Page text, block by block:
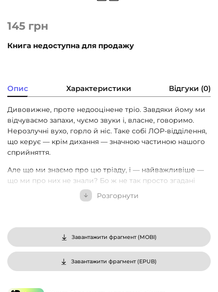
145 грн
Книга недоступна для продажу
Опис Характеристики Відгуки (0)
Дивовижне, проте недооцінене тріо. Завдяки йому ми
відчуваємо запахи, чуємо звуки і, власне, говоримо.
Нерозлучні вухо, горло й ніс. Таке собі ЛОР-відділення,
що керує — крім дихання — значною частиною нашого
сприйняття.
Але що ми знаємо про цю тріаду, і — найважливіше —
що ми про них не знали? Бо ж не так просто згадані
органи розташовані одразу під мозком.
• Чи правда, що спреєм для носа не можна
користуватися понад тиждень
• Мушлі, завитки, намиста з кісточок: як працюють наші
вуха
Розгорнути
Завантажити фрагмент (MOBI)
Завантажити фрагмент (EPUB)